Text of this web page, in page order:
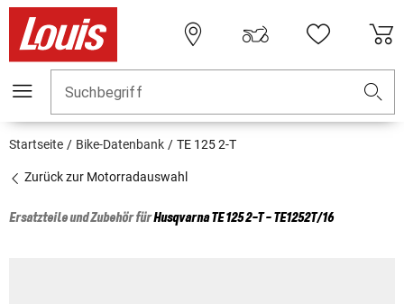
Suchbegriff
Startseite Bike-Datenbank TE 125 2-T
Zurück zur Motorradauswahl
Ersatzteile und Zubehör fürHusqvarnaTE 125 2-T - TE1252T/16